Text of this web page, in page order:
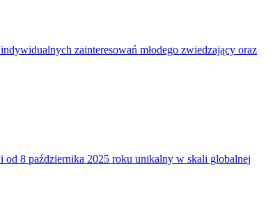
zainteresowań młodego zwiedzający oraz
od 8 października 2025 roku unikalny w skali globalnej